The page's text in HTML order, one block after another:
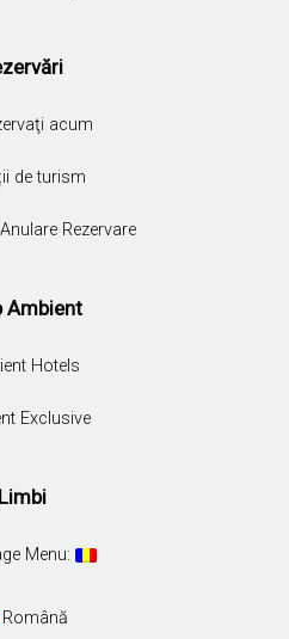
acum
de turism
Rezervare
Ambient
Hotels
Exclusive
Limbi
Menu: